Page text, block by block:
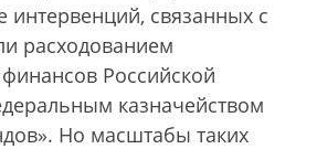
связанных с
расходованием
Российской
казначейством
Но масштабы таких